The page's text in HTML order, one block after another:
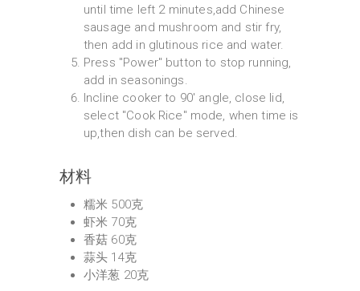
until time left 2 minutes,add Chinese
sausage and mushroom and stir fry,
then add in glutinous rice and water.
Press "Power" button to stop running,
add in seasonings.
Incline cooker to 90' angle, close lid,
select "Cook Rice" mode, when time is
up,then dish can be served.
材料
糯米 500克
虾米 70克
香菇 60克
蒜头 14克
小洋葱 20克